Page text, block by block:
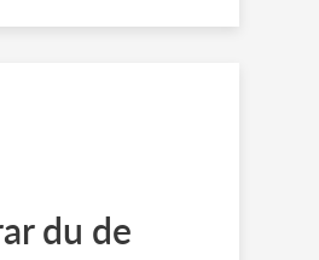
du de